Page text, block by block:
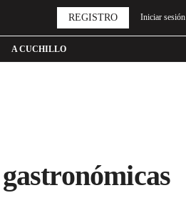
A CUCHILLO
REGISTRO Iniciar sesión